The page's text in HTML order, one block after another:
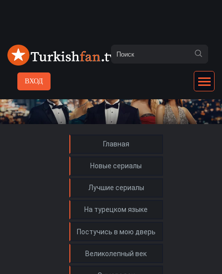
ВХОД
Главная
Новые сериалы
Лучшие сериалы
На турецком языке